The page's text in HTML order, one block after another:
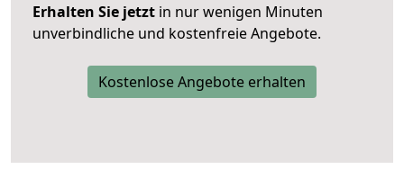
Erhalten Sie jetzt in nur wenigen Minuten
unverbindliche und kostenfreie Angebote.
Kostenlose Angebote erhalten